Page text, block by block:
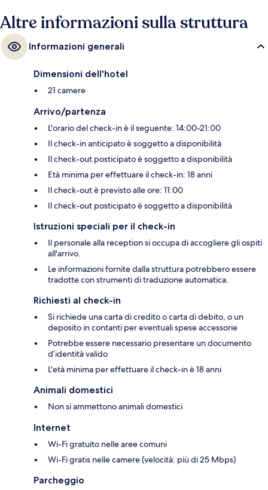
Altre informazioni sulla struttura
Informazioni generali
Dimensioni dell'hotel
21 camere
Arrivo/partenza
L'orario del check-in è il seguente: 14:00-21:00
Il check-in anticipato è soggetto a disponibilità
Il check-out posticipato è soggetto a disponibilità
Età minima per effettuare il check-in: 18 anni
Il check-out è previsto alle ore: 11:00
Il check-out posticipato è soggetto a disponibilità
Istruzioni speciali per il check-in
Il personale alla reception si occupa di accogliere gli ospiti
all'arrivo.
Le informazioni fornite dalla struttura potrebbero essere
tradotte con strumenti di traduzione automatica.
Richiesti al check-in
Si richiede una carta di credito o carta di debito, o un
deposito in contanti per eventuali spese accessorie
Potrebbe essere necessario presentare un documento
d’identità valido
L'età minima per effettuare il check-in è 18 anni
Animali domestici
Non si ammettono animali domestici
Internet
Wi-Fi gratuito nelle aree comuni
Wi-Fi gratis nelle camere (velocità: più di 25 Mbps)
Parcheggio